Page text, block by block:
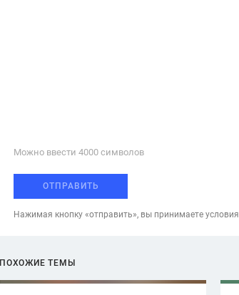
Можно ввести 4000 cимволов
ОТПРАВИТЬ
Нажимая кнопку «отправить», вы принимаете условия
ПОХОЖИЕ ТЕМЫ